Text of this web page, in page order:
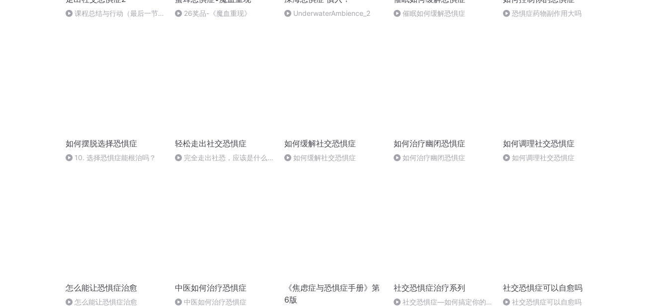
课程总结与行动（最后一节
26奖品-《魔血重现》 UnderwaterAmbience_2 催眠如何缓解恐惧症 恐惧症药物副作用大吗
如何摆脱选择恐惧症
10. 选择恐惧症能根治吗？
轻松走出社交恐惧症
完全走出社恐，应该是什么样
如何缓解社交恐惧症
如何缓解社交恐惧症
如何治疗幽闭恐惧症
如何治疗幽闭恐惧症
如何调理社交恐惧症
如何调理社交恐惧症
怎么能让恐惧症治愈
怎么能让恐惧症治愈
中医如何治疗恐惧症
中医如何治疗恐惧症
《焦虑症与恐惧症手册》第
6版
社交恐惧症治疗系列
社交恐惧症—如何搞定你的得
社交恐惧症可以自愈吗
社交恐惧症可以自愈吗